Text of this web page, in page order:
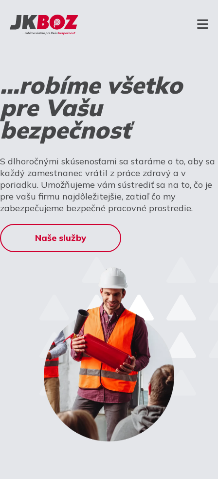
...robíme všetko
pre Vašu
bezpečnosť
S dlhoročnými skúsenosťami sa staráme o to, aby sa
každý zamestnanec vrátil z práce zdravý a v
poriadku. Umožňujeme vám sústrediť sa na to, čo je
pre vašu firmu najdôležitejšie, zatiaľ čo my
zabezpečujeme bezpečné pracovné prostredie.
Naše služby